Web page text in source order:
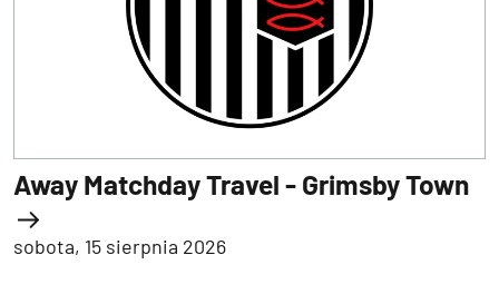
Away Matchday Travel - Grimsby Town
sobota, 15 sierpnia 2026